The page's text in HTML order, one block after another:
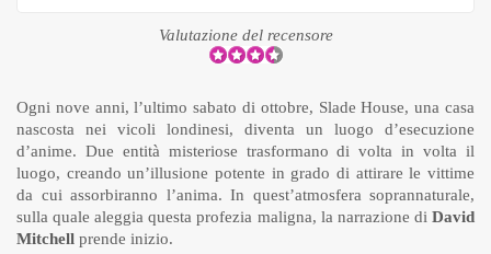
Valutazione del recensore
Ogni nove anni, l’ultimo sabato di ottobre, Slade House, una casa
nascosta nei vicoli londinesi, diventa un luogo d’esecuzione
d’anime. Due entità misteriose trasformano di volta in volta il
luogo, creando un’illusione potente in grado di attirare le vittime
da cui assorbiranno l’anima. In quest’atmosfera soprannaturale,
sulla quale aleggia questa profezia maligna, la narrazione di David
Mitchell prende inizio.